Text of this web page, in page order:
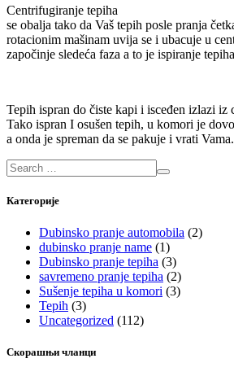
Centrifugiranje tepiha
se obalja tako da Vaš tepih posle pranja
rotacionim mašinam uvija se i ubacuje u
započinje sledeća faza a to je ispiranje
Tepih ispran do čiste kapi i isceđen izlazi iz
Tako ispran I osušen tepih, u komori je
a onda je spreman da se pakuje i vrati Vama.
Категорије
Dubinsko pranje automobila (2)
dubinsko pranje name (1)
Dubinsko pranje tepiha (3)
savremeno pranje tepiha (2)
Sušenje tepiha u komori (3)
Tepih (3)
Uncategorized (112)
Скорашњи чланци